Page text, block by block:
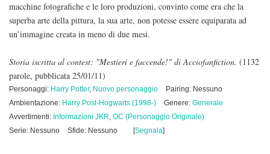
macchine fotografiche e le loro produzioni, convinto come era che la
superba arte della pittura, la sua arte, non potesse essere equiparata ad
un’immagine creata in meno di due mesi.
Storia iscritta al contest: "Mestieri e faccende!" di Acciofanfiction. (1132
parole, pubblicata 25/01/11)
Personaggi: Harry Potter, Nuovo personaggio
Pairing: Nessuno
Ambientazione: Harry Post-Hogwarts (1998-) Genere: Generale
Avvertimenti: Informazioni JKR, OC (Personaggio Originale)
Serie: Nessuno
Sfide: Nessuno [Segnala]